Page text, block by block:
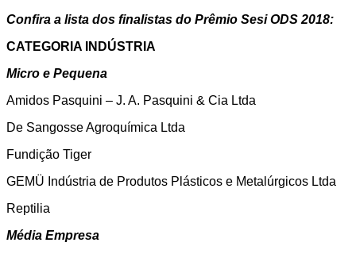
Confira a lista dos finalistas do Prêmio Sesi ODS 2018:
CATEGORIA INDÚSTRIA
Micro e Pequena
Amidos Pasquini – J. A. Pasquini & Cia Ltda
De Sangosse Agroquímica Ltda
Fundição Tiger
GEMÜ Indústria de Produtos Plásticos e Metalúrgicos Ltda
Reptilia
Média Empresa